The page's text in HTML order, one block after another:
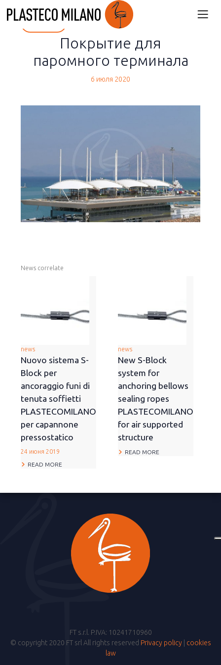
back
Покрытие для
паромного терминала
6 июля 2020
News correlate
news
Nuovo sistema S-
Block per
ancoraggio funi di
tenuta soffietti
PLASTECOMILANO
per capannone
pressostatico
24 июня 2019
READ MORE
news
New S-Block
system for
anchoring bellows
sealing ropes
PLASTECOMILANO
for air supported
structure
READ MORE
FT s.r.l. P.IVA: 10241710960
© copyright 2020 FT srl All rights reserved Privacy policy| cookies
law